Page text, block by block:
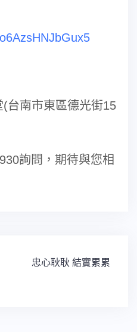
台南市東區德光街15
詢問，期待與您相
忠心耿耿 結實累累